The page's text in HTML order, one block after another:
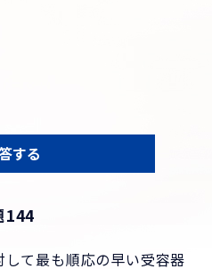
する
144
て最も順応の早い受容器